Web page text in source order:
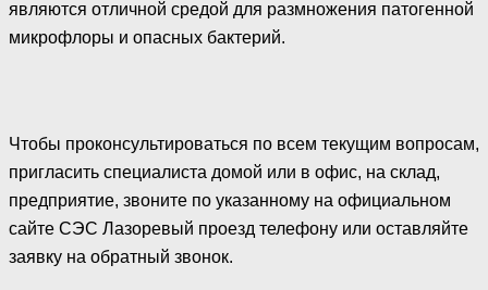
являются отличной средой для размножения патогенной
микрофлоры и опасных бактерий.
Чтобы проконсультироваться по всем текущим вопросам,
пригласить специалиста домой или в офис, на склад,
предприятие, звоните по указанному на официальном
сайте СЭС Лазоревый проезд телефону или оставляйте
заявку на обратный звонок.